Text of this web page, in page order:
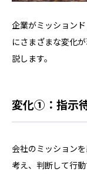
企業がミッション
にさまざまな変化
説します。
変化①：指示
会社のミッション
考え、判断して行